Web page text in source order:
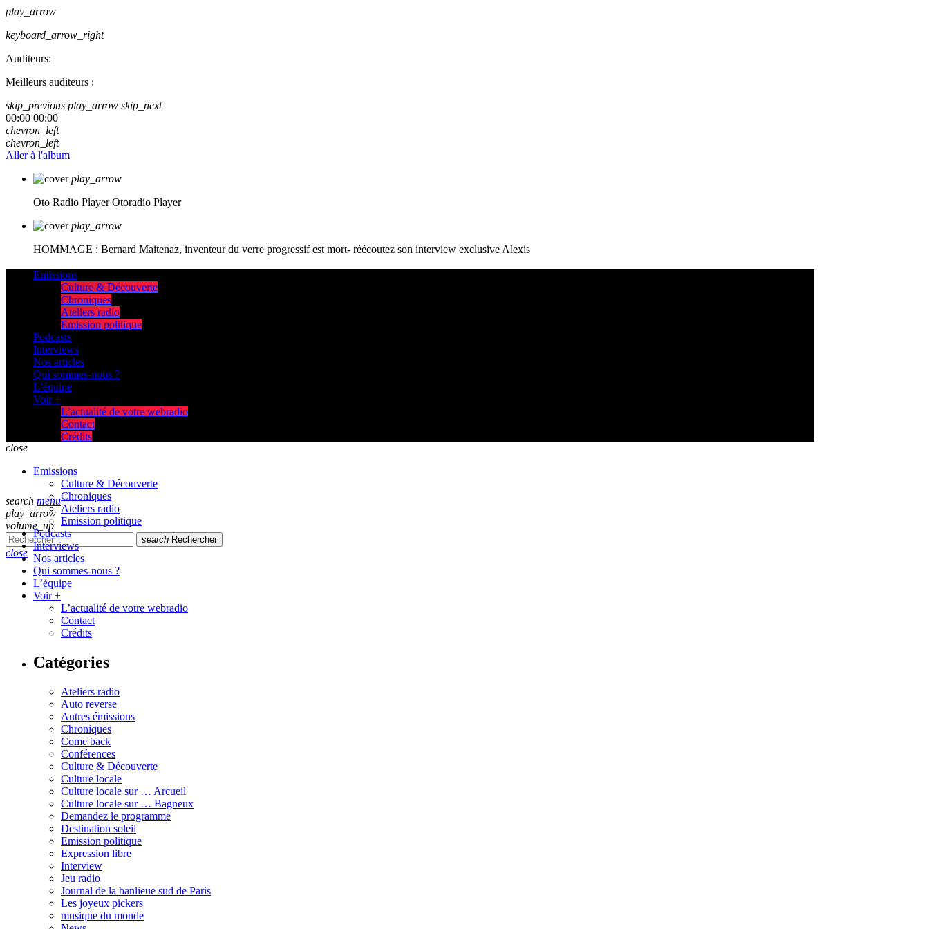
play_arrow
keyboard_arrow_right
Auditeurs:
Meilleurs auditeurs :
skip_previous play_arrow skip_next
00:00 00:00
chevron_left
chevron_left
Aller à l'album
play_arrow
Oto Radio Player Otoradio Player
play_arrow
HOMMAGE : Bernard Maitenaz, inventeur du verre progressif est mort- réécoutez son interview exclusive Alexis
Emissions
Culture & Découverte
Chroniques
Ateliers radio
Emission politique
Podcasts
Interviews
Nos articles
Qui sommes-nous ?
L’équipe
Voir +
L’actualité de votre webradio
Contact
Crédits
search menu
play_arrow
volume_up
search Rechercher
close
close
Emissions
Culture & Découverte
Chroniques
Ateliers radio
Emission politique
Podcasts
Interviews
Nos articles
Qui sommes-nous ?
L’équipe
Voir +
L’actualité de votre webradio
Contact
Crédits
Catégories
Ateliers radio
Auto reverse
Autres émissions
Chroniques
Come back
Conférences
Culture & Découverte
Culture locale
Culture locale sur … Arcueil
Culture locale sur … Bagneux
Demandez le programme
Destination soleil
Emission politique
Expression libre
Interview
Jeu radio
Journal de la banlieue sud de Paris
Les joyeux pickers
musique du monde